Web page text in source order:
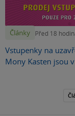
Články Před 18
Vstupenky na
Mony Kasten jsou